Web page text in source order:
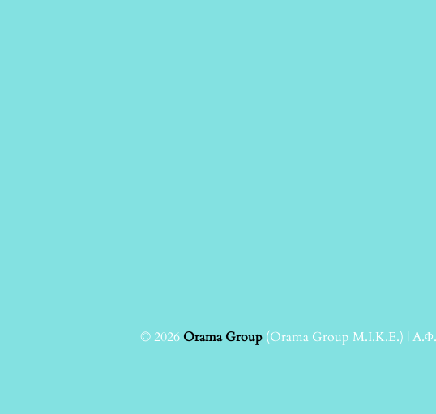
© 2026Orama Group (Orama Group Μ.Ι.Κ.Ε.) |